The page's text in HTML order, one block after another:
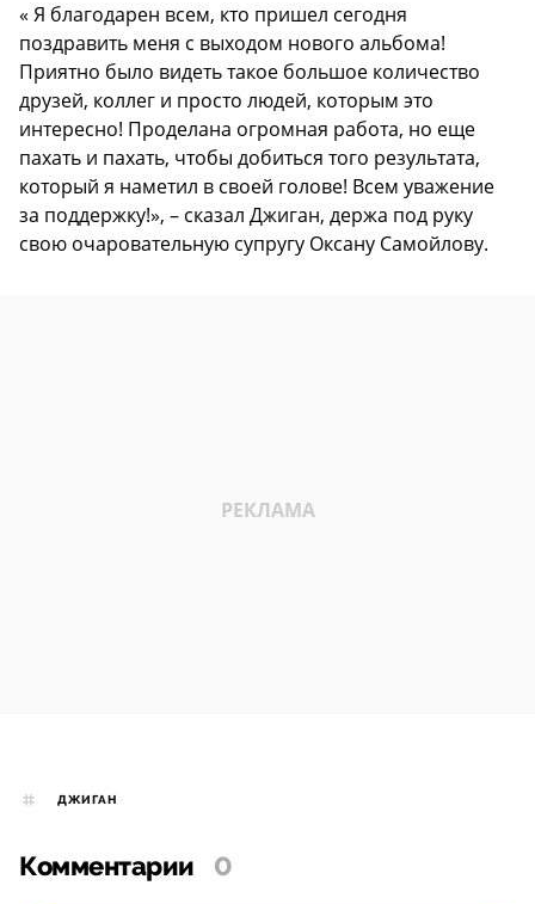
« Я благодарен всем, кто пришел сегодня
поздравить меня с выходом нового альбома!
Приятно было видеть такое большое количество
друзей, коллег и просто людей, которым это
интересно! Проделана огромная работа, но еще
пахать и пахать, чтобы добиться того результата,
который я наметил в своей голове! Всем уважение
за поддержку!», – сказал Джиган, держа под руку
свою очаровательную супругу Оксану Самойлову.
ДЖИГАН
Комментарии 0